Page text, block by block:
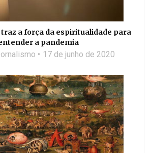
a força da espiritualidade para
a pandemia
17 de junho de 2020